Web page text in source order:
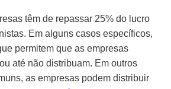
têm de repassar 25% do lucro
Em alguns casos específicos,
permitem que as empresas
até não distribuam. Em outros
as empresas podem distribuir